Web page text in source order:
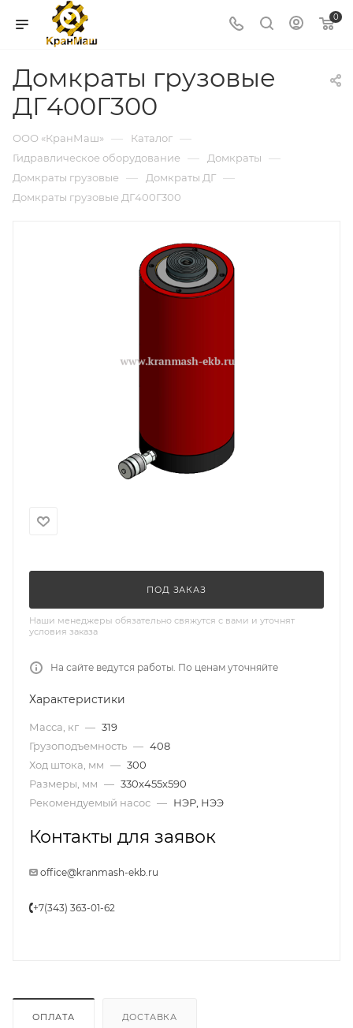
0
Домкраты грузовые
ДГ400Г300
ООО «КранМаш» — Каталог —
Гидравлическое оборудование — Домкраты —
Домкраты грузовые — Домкраты ДГ —
Домкраты грузовые ДГ400Г300
ПОД ЗАКАЗ
Наши менеджеры обязательно свяжутся с вами и уточнят
условия заказа
На сайте ведутся работы. По ценам уточняйте
Характеристики
Масса, кг — 319
Грузоподъемность — 408
Ход штока, мм — 300
Размеры, мм — 330x455x590
Рекомендуемый насос — НЭР, НЭЭ
Контакты для заявок
office@kranmash-ekb.ru
+7(343) 363-01-62
ОПЛАТА ДОСТАВКА